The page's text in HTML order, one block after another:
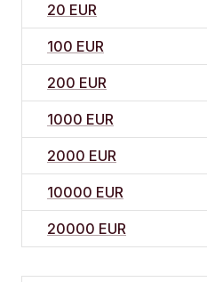
20 EUR
100 EUR
200 EUR
1000 EUR
2000 EUR
10000 EUR
20000 EUR